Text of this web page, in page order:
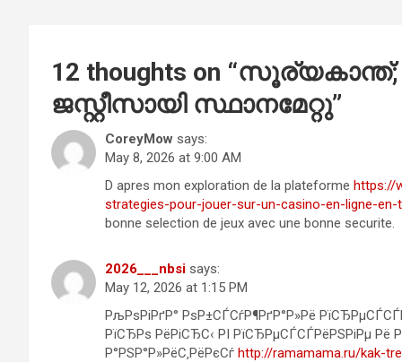
12 thoughts on “സൂര്യകാന്ത്;
ജസ്റ്റീസായി സ്ഥാനമേറ്റു”
CoreyMow says:
May 8, 2026 at 9:00 AM
D apres mon exploration de la plateforme https://
strategies-pour-jouer-sur-un-casino-en-ligne-
bonne selection de jeux avec une bonne securite.
2026___nbsi says:
May 12, 2026 at 1:15 PM
РљРѕРіРґР° РѕР±СЃСѓР¶РґР°Р»Рё
РїСЂРѕ РёРіСЂС‹ РІ РїСЂРµСЃСЃРёРЅРіРµ
Р°РЅР°Р»РёС‚РёРєСѓ http://ramamama.ru/kak-